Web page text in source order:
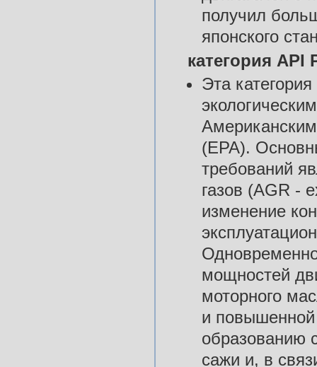
получил
японского
категория API
Эта
(EPA).
требований
газов (AGR -
изменение
мощностей
моторного
и
образованию
сажи и, в